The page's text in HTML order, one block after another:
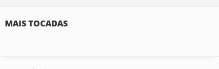
MAIS TOCADAS